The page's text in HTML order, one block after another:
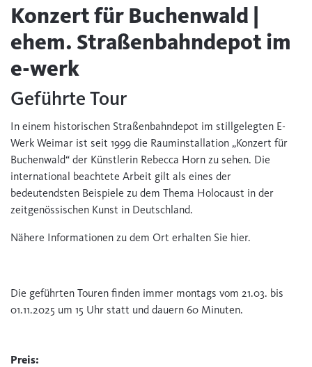
Konzert für Buchenwald |
ehem. Straßenbahndepot im
e-werk
Geführte Tour
In einem historischen Straßenbahndepot im stillgelegten E-
Werk Weimar ist seit 1999 die Rauminstallation „Konzert für
Buchenwald“ der Künstlerin Rebecca Horn zu sehen. Die
international beachtete Arbeit gilt als eines der
bedeutendsten Beispiele zu dem Thema Holocaust in der
zeitgenössischen Kunst in Deutschland.
Nähere Informationen zu dem Ort erhalten Sie hier.
Die geführten Touren finden immer montags vom 21.03. bis
01.11.2025 um 15 Uhr statt und dauern 60 Minuten.
Preis: